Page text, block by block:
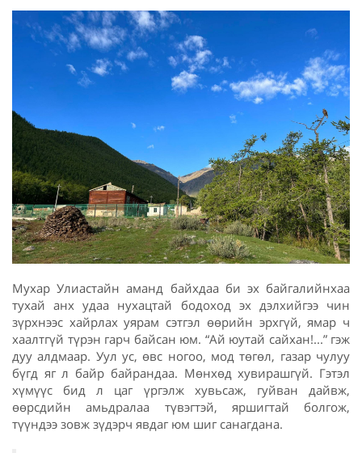
Мухар Улиастайн аманд байхдаа би эх байгалийнхаа
тухай анх удаа нухацтай бодоход эх дэлхийгээ чин
зүрхнээс хайрлах уярам сэтгэл өөрийн эрхгүй, ямар ч
хаалтгүй түрэн гарч байсан юм. “Ай юутай сайхан!...” гэж
дуу алдмаар. Уул ус, өвс ногоо, мод төгөл, газар чулуу
бүгд яг л байр байрандаа. Мөнхөд хувирашгүй. Гэтэл
хүмүүс бид л цаг үргэлж хувьсаж, гуйван дайвж,
өөрсдийн амьдралаа түвэгтэй, яршигтай болгож,
түүндээ зовж зүдэрч явдаг юм шиг санагдана.